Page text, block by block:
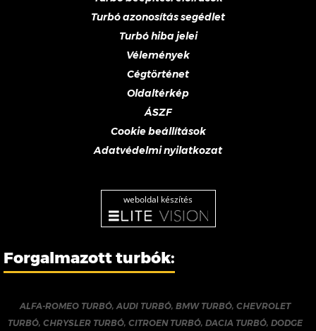
Turbó azonosítás segédlet
Turbó hiba jelei
Vélemények
Cégtörténet
Oldaltérkép
ÁSZF
Cookie beállítások
Adatvédelmi nyilatkozat
weboldal készítés
Forgalmazott turbók:
ALFA-ROMEO TURBÓ,AUDI TURBÓ, BMW TURBÓ, CHEVROLET
TURBÓ, CHRYSLER TURBÓ, CITROEN TURBÓ, DACIA TURBÓ, DODGE